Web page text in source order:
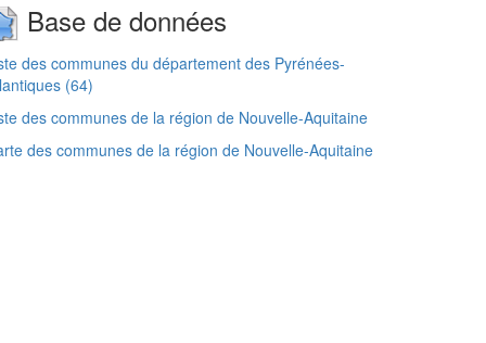
Base de données
des communes du département des Pyrénées-
(64)
des communes de la région de Nouvelle-Aquitaine
des communes de la région de Nouvelle-Aquitaine